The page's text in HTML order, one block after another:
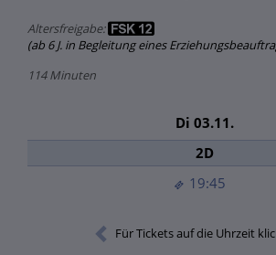
Altersfreigabe:
(ab 6 J. in Begleitung eines
114 Minuten
Di 03.11.
2D
19:45
Für Tickets auf die Uhrzeit